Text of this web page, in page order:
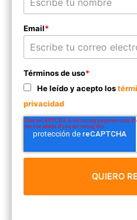
Email*
Términos de uso*
He leído y acepto los
privacidad